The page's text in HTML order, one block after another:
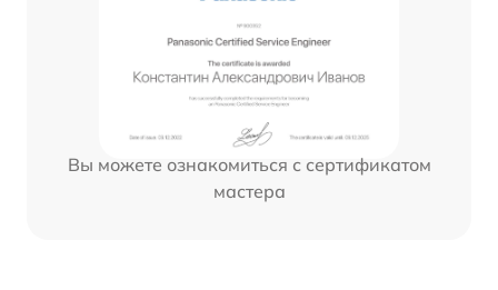
Вы можете ознакомиться с сертификатом
мастера